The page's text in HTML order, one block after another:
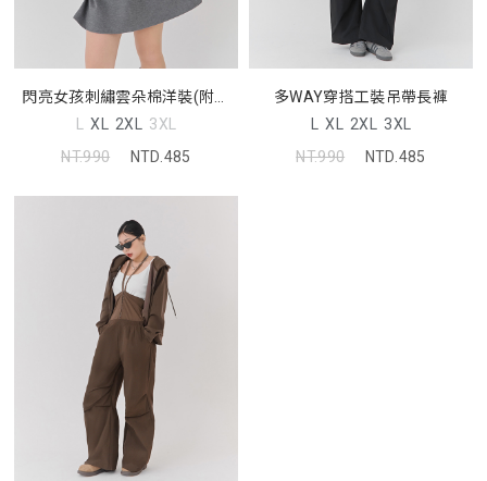
閃亮女孩刺繡雲朵棉洋裝(附腰
帶)
L XL 2XL 3XL
NT.990
NTD.485
多WAY穿搭工裝吊帶長褲
L XL 2XL 3XL
NT.990
NTD.485